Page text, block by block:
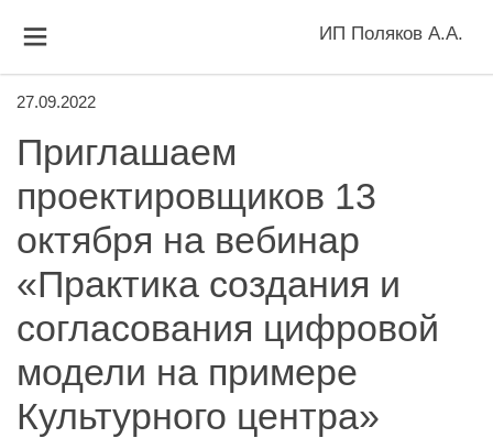
ИП Поляков А.А.
27.09.2022
Приглашаем
проектировщиков 13
октября на вебинар
«Практика создания и
согласования цифровой
модели на примере
Культурного центра»